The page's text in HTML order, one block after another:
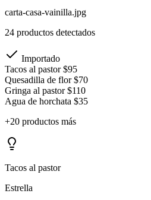
carta-casa-vainilla.jpg
24 productos detectados
Importado
Tacos al pastor $95
Quesadilla de flor $70
Gringa al pastor $110
Agua de horchata $35
+20 productos más
Tacos al pastor
Estrella